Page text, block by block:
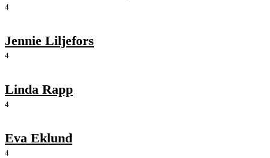
4
Jennie Liljefors
4
Linda Rapp
4
Eva Eklund
4